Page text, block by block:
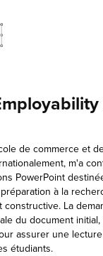
de commerce et
m'a
PowerPoint
à la
constructive. La
du document
assurer une
étudiants.